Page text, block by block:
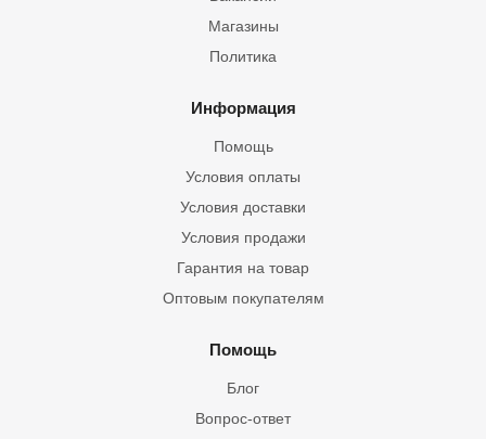
Магазины
Политика
Информация
Помощь
Условия оплаты
Условия доставки
Условия продажи
Гарантия на товар
Оптовым покупателям
Помощь
Блог
Вопрос-ответ